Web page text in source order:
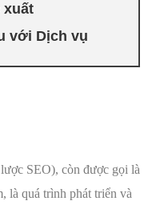
xuất
với Dịch vụ
SEO), còn được gọi là
là quá trình phát triển và